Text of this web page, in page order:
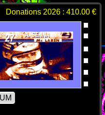
Donations 2026 : 410.00 €